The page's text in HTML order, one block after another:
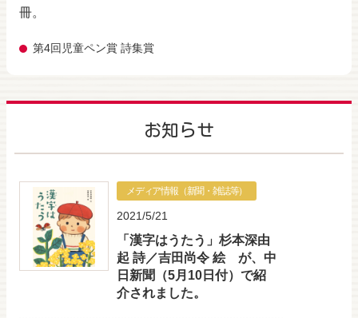
冊。
第4回児童ペン賞 詩集賞
お知らせ
メディア情報（新聞・雑誌等）
2021/5/21
「漢字はうたう」杉本深由
起 詩／吉田尚令 絵 が、中
日新聞（5月10日付）で紹
介されました。